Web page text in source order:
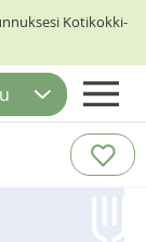
Kotikokki-